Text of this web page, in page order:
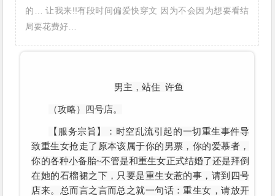
的… 让我来!!有段时间偏爱快穿文 因为不会因为想要看结
局要花费好…
男主，站住 许鱼
（攻略）四号店。
【服务宗旨】：时空乱流引起的一切重生事件导
致重生女抢走了原本该属于你的男票，你的爱慕者，
你的各种小备胎~不管是和重生女正式结婚了还是拜倒
在她的石榴裙之下，只要是重生女惹的事，请到四号
店来。总而言之言而总之就一句话：重生女，请放开